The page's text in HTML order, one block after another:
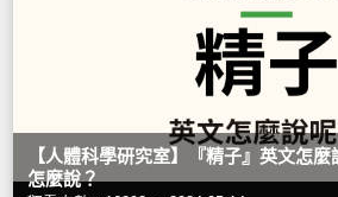
【人體科學研究室】『精子』英文怎
怎麼說？